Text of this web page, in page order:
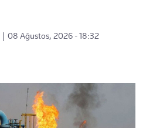
08 Ağustos, 2026 - 18:32